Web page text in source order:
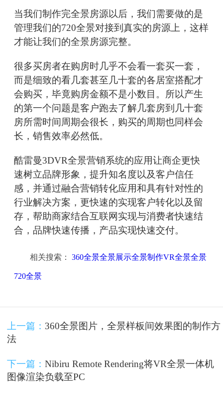
当我们制作完全景房源以后，我们需要做的是
管理我们的720全景对接到真实的房源上，这样
才能让我们的全景房源完整。
很多买房者在购房时几乎不会看一套买一套，
而是细致的看几套甚至几十套的各居室搭配才
会购买，毕竟购房金额不是小数目。所以产生
的第一个问题是客户跑去了解几套房到几十套
房所需时间周期会很长，购买的周期也同样会
长，销售效率必然低。
酷雷曼3DVR全景营销系统的应用让商企更快
速树立品牌形象，提升知名度以及客户信任
感，并通过融合营销转化应用和具有针对性的
行业解决方案，更快速的实现客户转化以及留
存，帮助商家结合互联网实现与消费者快速结
合，品牌快速传播，产品实现快速交付。
相关搜索： 360全景全景展示全景制作VR全景全景
720全景
上一篇： 360全景图片，全景样板间效果图的制作方
法
下一篇： Nibiru Remote Rendering将VR全景一体机
图像渲染负载至PC